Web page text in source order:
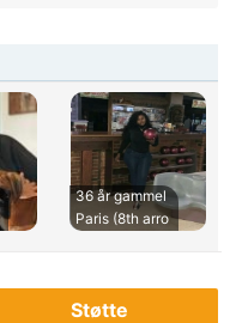
36 år gammel
Paris (8th arro
Støtte